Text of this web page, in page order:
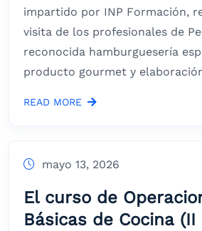
impartido por INP Formación,
visita de los profesionales de
reconocida hamburguesería
producto gourmet y
READ MORE
mayo 13, 2026
El curso de
Básicas de Cocina